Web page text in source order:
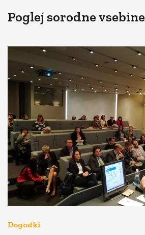
Poglej sorodne vsebine
Dogodki